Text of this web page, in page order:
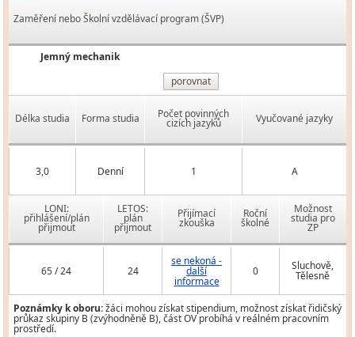
Zaměření nebo Školní vzdělávací program (ŠVP)
Jemný mechanik
porovnat
Délka studia Forma studia Počet povinných
cizích jazyků Vyučované jazyky
3,0 Denní 1 A
LONI:
přihlášení/plán
přijmout
LETOS:
plán
přijmout
Přijímací
zkouška
Roční
školné
Možnost
studia pro
ZP
65 / 24 24
se nekoná -
další
informace
0 Sluchově,
Tělesně
Poznámky k oboru:žáci mohou získat stipendium, možnost získat řidičský
průkaz skupiny B (zvýhodněně B), část OV probíhá v reálném pracovním
prostředí.